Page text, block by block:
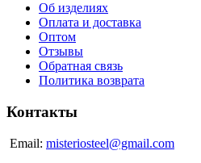
Об изделиях
Оплата и доставка
Оптом
Отзывы
Обратная связь
Политика возврата
Контакты
Email: misteriosteel@gmail.com